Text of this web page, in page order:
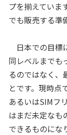
プを揃えていま
でも販売する準
日本での目標
同レベルまでも
るのではなく、
とです。現時点
あるいはSIMフ
はまだ未定なも
できるものにな